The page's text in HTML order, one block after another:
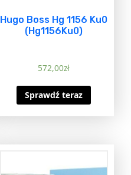
Hugo Boss Hg 1156 Ku0
(Hg1156Ku0)
572,00zł
Sprawdź teraz